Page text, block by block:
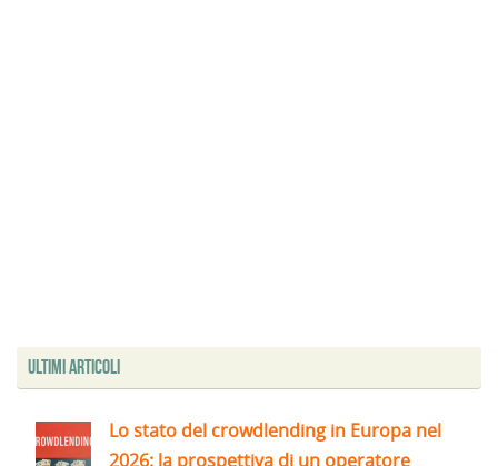
Ultimi articoli
Lo stato del crowdlending in Europa nel
2026: la prospettiva di un operatore